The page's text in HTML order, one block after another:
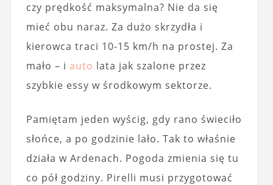
czy prędkość maksymalna? Nie da się
mieć obu naraz. Za dużo skrzydła i
kierowca traci 10-15 km/h na prostej. Za
mało – i auto lata jak szalone przez
szybkie essy w środkowym sektorze.
Pamiętam jeden wyścig, gdy rano świeciło
słońce, a po godzinie lało. Tak to właśnie
działa w Ardenach. Pogoda zmienia się tu
co pół godziny. Pirelli musi przygotować